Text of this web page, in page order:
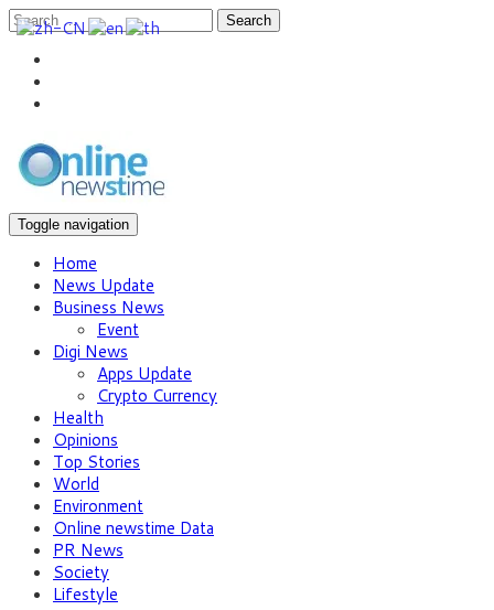
Search
Toggle navigation
Home
News Update
Business News
Event
Digi News
Apps Update
Crypto Currency
Health
Opinions
Top Stories
World
Environment
Online newstime Data
PR News
Society
Lifestyle